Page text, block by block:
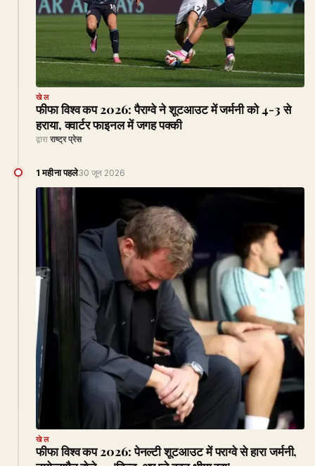
खेल
फीफा विश्व कप 2026: पैराग्वे ने शूटआउट में जर्मनी को 4-3 से
हराया, क्वार्टर फाइनल में जगह पक्की
द्वारा राष्ट्र प्रेस
1 महीना पहले30 जून 2026
खेल
फीफा विश्व कप 2026: पेनल्टी शूटआउट में पराग्वे से हारा जर्मनी,